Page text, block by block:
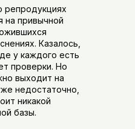
репродукциях
на привычной
Казалось,
у каждого есть
проверки. Но
выходит на
недостаточно,
никакой
базы.